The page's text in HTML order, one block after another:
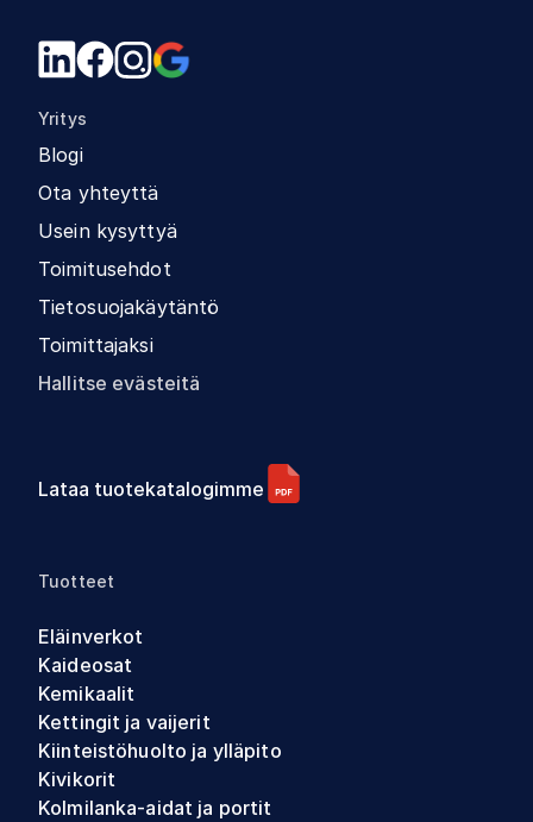
Yritys
Blogi
Ota yhteyttä
Usein kysyttyä
Toimitusehdot
Tietosuojakäytäntö
Toimittajaksi
Hallitse evästeitä
Lataa tuotekatalogimme
Tuotteet
Eläinverkot
Kaideosat
Kemikaalit
Kettingit ja vaijerit
Kiinteistöhuolto ja ylläpito
Kivikorit
Kolmilanka-aidat ja portit